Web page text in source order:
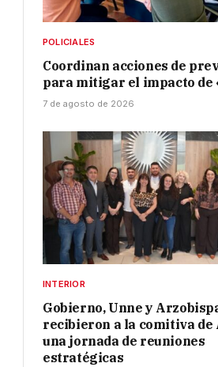
POLICIALES
Coordinan acciones de
para mitigar el impacto de
7 de agosto de 2026
INTERIOR
Gobierno, Unne y
recibieron a la comitiva de
una jornada de reuniones
estratégicas